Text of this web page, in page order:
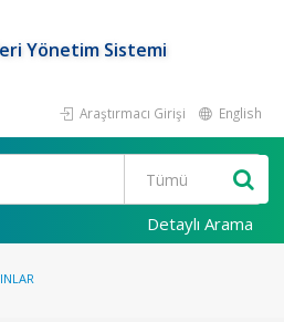
Yönetim Sistemi
Araştırmacı Girişi English
Detaylı Arama